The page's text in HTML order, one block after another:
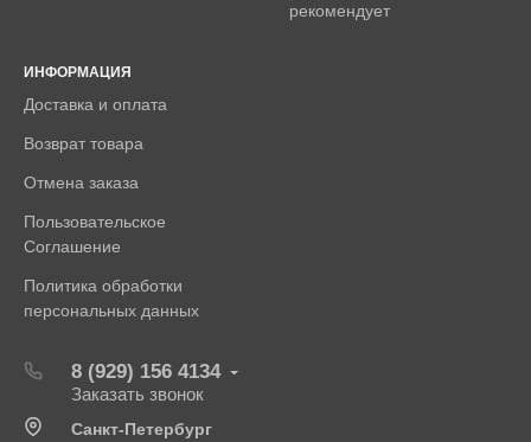
рекомендует
ИНФОРМАЦИЯ
Доставка и оплата
Возврат товара
Отмена заказа
Пользовательское
Соглашение
Политика обработки
персональных данных
8 (929) 156 4134
Заказать звонок
Санкт-Петербург